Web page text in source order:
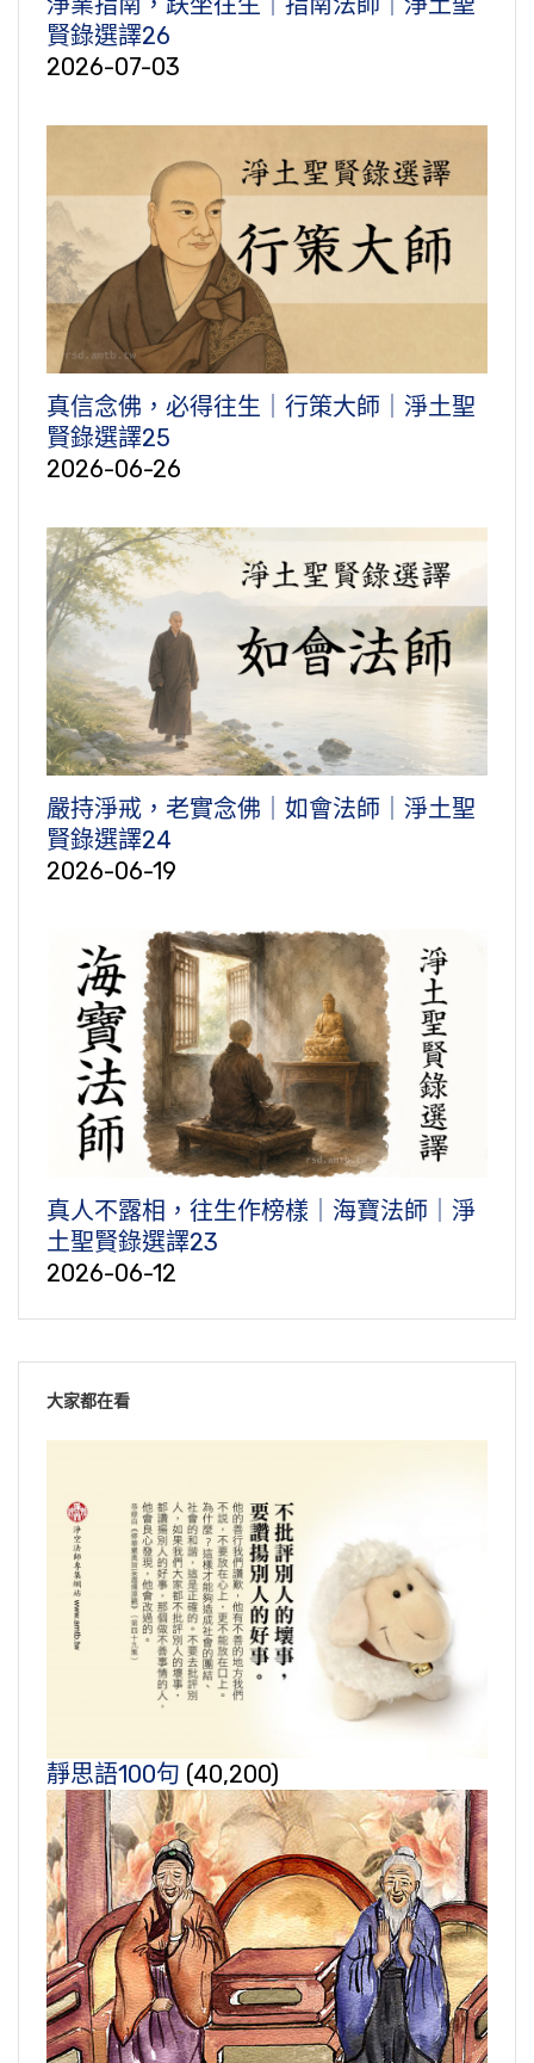
賢錄選譯26
2026-07-03
真信念佛，必得往生｜行策大師｜淨土聖
賢錄選譯25
2026-06-26
嚴持淨戒，老實念佛｜如會法師｜淨土聖
賢錄選譯24
2026-06-19
真人不露相，往生作榜樣｜海寶法師｜淨
土聖賢錄選譯23
2026-06-12
大家都在看
靜思語100句 (40,200)